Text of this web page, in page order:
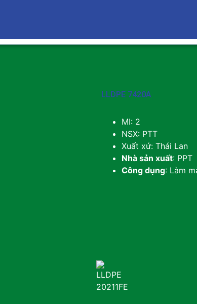
LLDPE 7420A
MI: 2
NSX: PTT
Xuất xứ: Thái Lan
Nhà sản xuất: PPT
Công dụng: Làm